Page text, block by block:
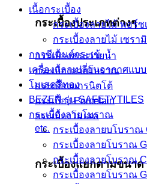
กระเบื้องประเภทต่างๆ
กระเบื้องสระว่ายน้ำ
กระเบื้องลายโบราณ
กระเบื้องแกรนิตโต้
กระเบื้อง Porcelain
กระเบื้องโมเสค
etc.
กระเบื้องแยกตามขนาด
เนื้อกระเบื้อง
กระเบื้องลายไม้ พอร์ซ
กระเบื้องลายไม้ เซรา
กาวซีเมนต์จระเข้
เครื่องแลกเปลี่ยนอากาศแบ
โมเสคสีทอง
BEZEN รุ่น SAFETYTILES
กระเบื้องลายโบราณ
กระเบื้องลายบโบราณ
กระเบื้องลายโบราณ
กระเบื้องลายโบราณ
กระเบื้องลายโบราณ